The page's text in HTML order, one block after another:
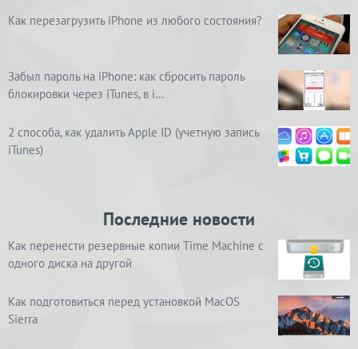
Как перезагрузить iPhone из любого состояния?
Забыл пароль на iPhone: как сбросить пароль
блокировки через iTunes, в i…
2 способа, как удалить Apple ID (учетную запись
iTunes)
Последние новости
Как перенести резервные копии Time Machine с
одного диска на другой
Как подготовиться перед установкой MacOS
Sierra